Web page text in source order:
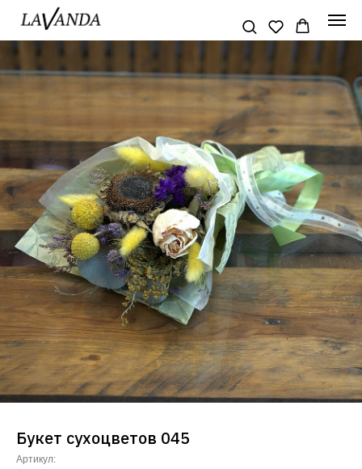
Букет сухоцветов 045
Артикул: